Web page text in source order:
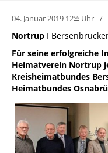
04. Januar 2019 1256 Uhr
Nortrup I
Für seine erfolgreiche
Heimatverein Nortrup
Kreisheimatbundes
Heimatbundes